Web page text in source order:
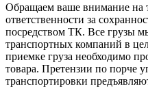
Обращаем ваше внимание на
ответственности за
посредством ТК. Все грузы
транспортных компаний в
приемке груза необходимо
товара. Претензии по порче
транспортировки